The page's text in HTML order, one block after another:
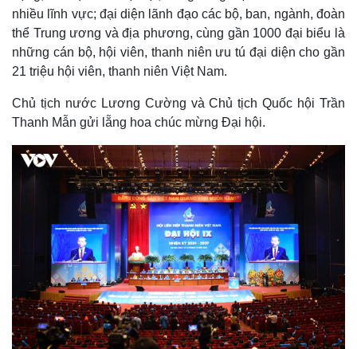
nhiều lĩnh vực; đại diện lãnh đạo các bộ, ban, ngành, đoàn
thể Trung ương và địa phương, cùng gần 1000 đại biểu là
những cán bộ, hội viên, thanh niên ưu tú đại diện cho gần
21 triệu hội viên, thanh niên Việt Nam.
Chủ tịch nước Lương Cường và Chủ tịch Quốc hội Trần
Thanh Mẫn gửi lẵng hoa chúc mừng Đại hội.